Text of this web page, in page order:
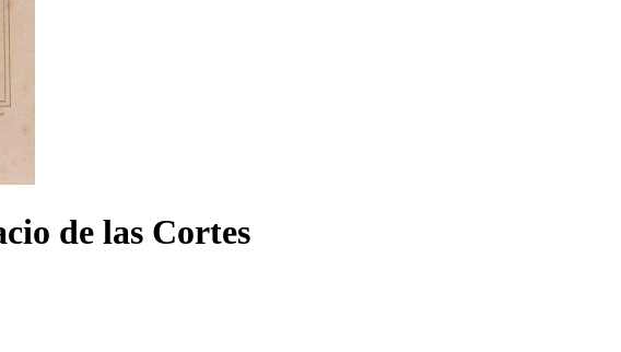
de las Cortes